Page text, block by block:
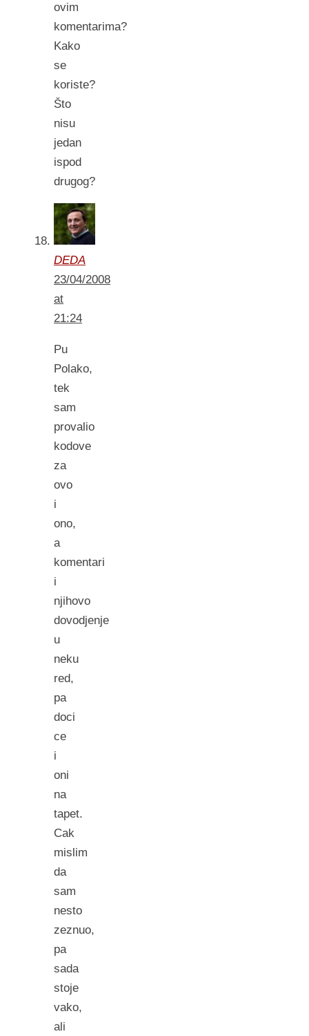
ovim
komentarima?
Kako
se
koriste?
Što
nisu
jedan
ispod
drugog?
DEDA
23/04/2008
at
21:24
Pu
Polako,
tek
sam
provalio
kodove
za
ovo
i
ono,
a
komentari
i
njihovo
dovodjenje
u
neku
red,
pa
doci
ce
i
oni
na
tapet.
Cak
mislim
da
sam
nesto
zeznuo,
pa
sada
stoje
vako,
ali